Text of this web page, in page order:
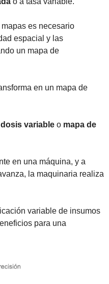
es necesario
espacial y las
un mapa de
en un mapa de
variable o mapa de
en una máquina, y a
la maquinaria realiza
variable de insumos
para una